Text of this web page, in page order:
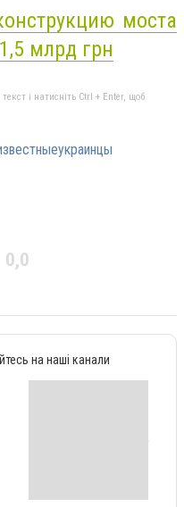
моста
млрд грн
і натисніть Ctrl + Enter, щоб
0,0
на наші канали